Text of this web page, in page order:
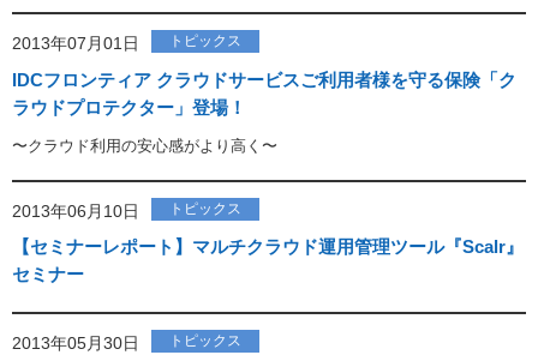
2013年07月01日 トピックス
IDCフロンティア クラウドサービスご利用者様を守る保険「ク
ラウドプロテクター」登場！
〜クラウド利用の安心感がより高く〜
2013年06月10日 トピックス
【セミナーレポート】マルチクラウド運用管理ツール『Scalr』
セミナー
2013年05月30日 トピックス